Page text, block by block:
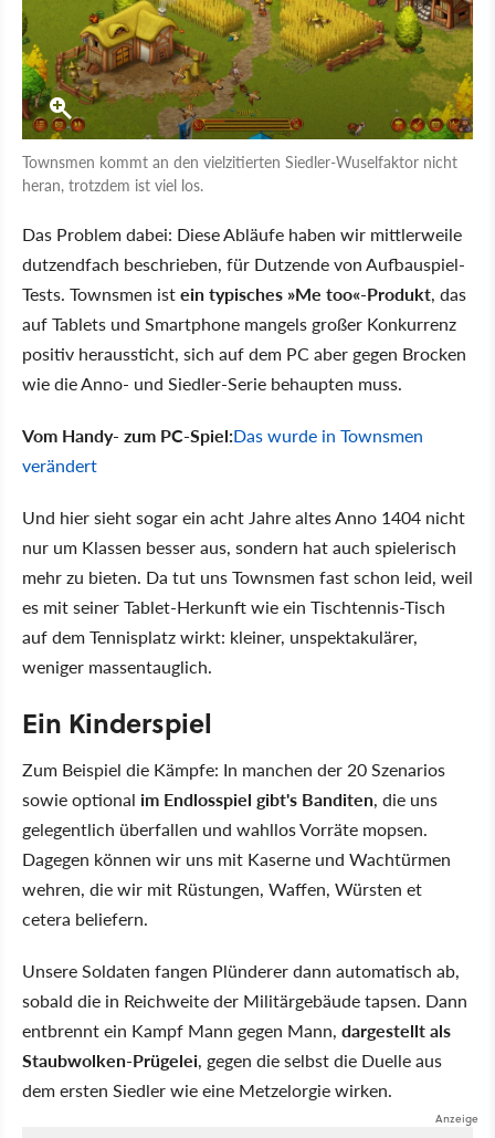
Townsmen kommt an den vielzitierten Siedler-Wuselfaktor nicht
heran, trotzdem ist viel los.
Das Problem dabei: Diese Abläufe haben wir mittlerweile
dutzendfach beschrieben, für Dutzende von Aufbauspiel-
Tests. Townsmen istein typisches »Me too«-Produkt, das
auf Tablets und Smartphone mangels großer Konkurrenz
positiv heraussticht, sich auf dem PC aber gegen Brocken
wie die Anno- und Siedler-Serie behaupten muss.
Vom Handy- zum PC-Spiel:Das wurde in Townsmen
verändert
Und hier sieht sogar ein acht Jahre altes Anno 1404 nicht
nur um Klassen besser aus, sondern hat auch spielerisch
mehr zu bieten. Da tut uns Townsmen fast schon leid, weil
es mit seiner Tablet-Herkunft wie ein Tischtennis-Tisch
auf dem Tennisplatz wirkt: kleiner, unspektakulärer,
weniger massentauglich.
Ein Kinderspiel
Zum Beispiel die Kämpfe: In manchen der 20 Szenarios
sowie optional im Endlosspiel gibt's Banditen, die uns
gelegentlich überfallen und wahllos Vorräte mopsen.
Dagegen können wir uns mit Kaserne und Wachtürmen
wehren, die wir mit Rüstungen, Waffen, Würsten et
cetera beliefern.
Unsere Soldaten fangen Plünderer dann automatisch ab,
sobald die in Reichweite der Militärgebäude tapsen. Dann
entbrennt ein Kampf Mann gegen Mann, dargestellt als
Staubwolken-Prügelei, gegen die selbst die Duelle aus
dem ersten Siedler wie eine Metzelorgie wirken.